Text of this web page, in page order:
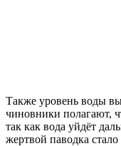
Также уровень воды
чиновники полагают,
так как вода уйдёт
жертвой паводка